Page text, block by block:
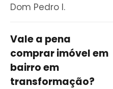
Dom Pedro I.
Vale a pena
comprar imóvel em
bairro em
transformação?